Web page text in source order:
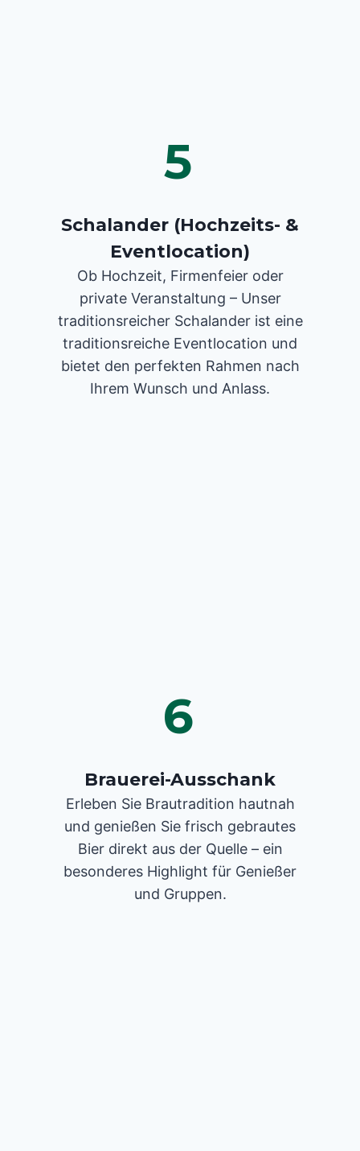
5
Schalander (Hochzeits- &
Eventlocation)
Ob Hochzeit, Firmenfeier oder
private Veranstaltung – Unser
traditionsreicher Schalander ist eine
traditionsreiche Eventlocation und
bietet den perfekten Rahmen nach
Ihrem Wunsch und Anlass.
6
Brauerei-Ausschank
Erleben Sie Brautradition hautnah
und genießen Sie frisch gebrautes
Bier direkt aus der Quelle – ein
besonderes Highlight für Genießer
und Gruppen.